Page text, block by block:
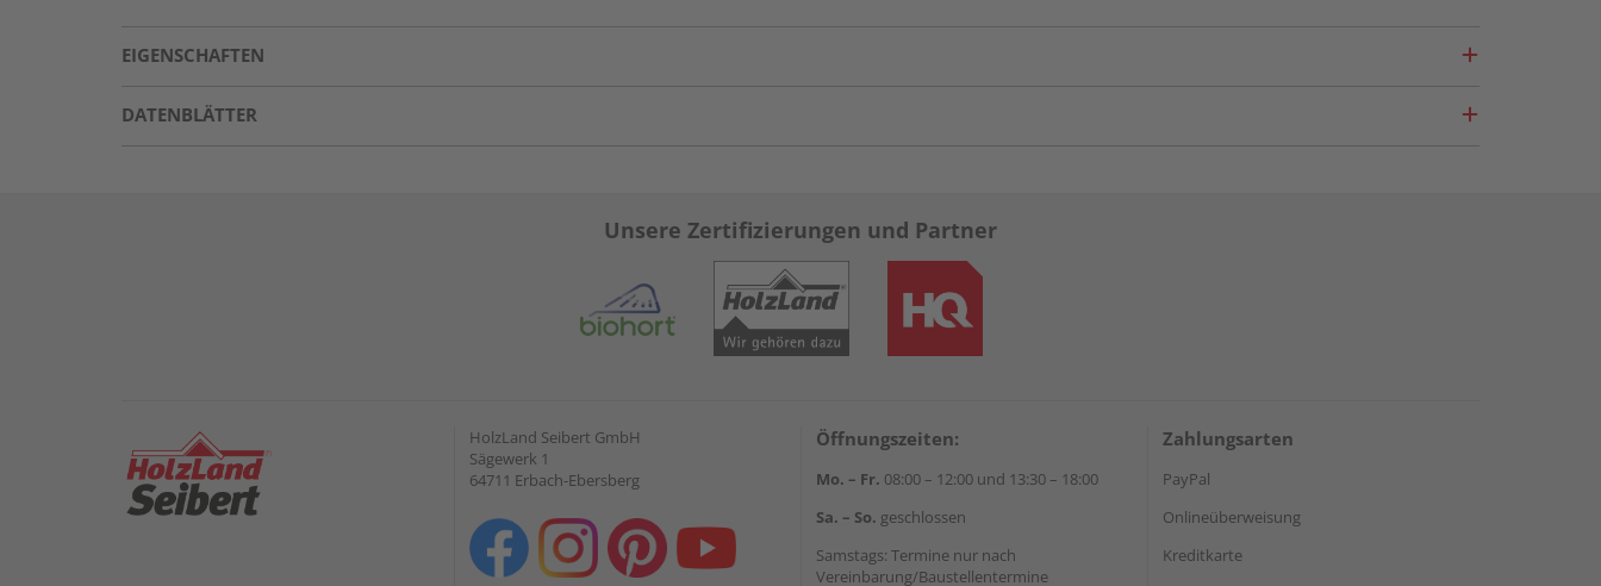
EIGENSCHAFTEN
DATENBLÄTTER
Unsere Zertifizierungen und Partner
HolzLand Seibert GmbH
Sägewerk 1
64711 Erbach-Ebersberg
Öffnungszeiten:
Mo. – Fr. 08:00 – 12:00 und 13:30 – 18:00
Sa. – So. geschlossen
Samstags: Termine nur nach
Vereinbarung/Baustellentermine
Zahlungsarten
PayPal
Onlineüberweisung
Kreditkarte